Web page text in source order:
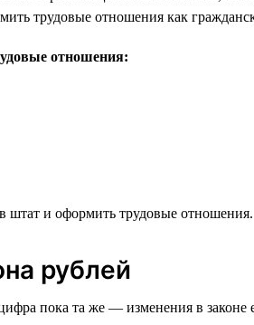
трудовые отношения как
отношения:
штат и оформить трудовые отношения.
рублей
пока та же — изменения в